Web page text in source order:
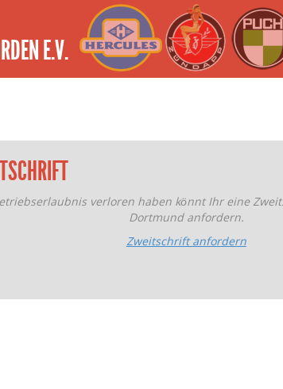
E.V.
verloren haben könnt Ihr eine
Dortmund anfordern.
Zweitschrift anfordern